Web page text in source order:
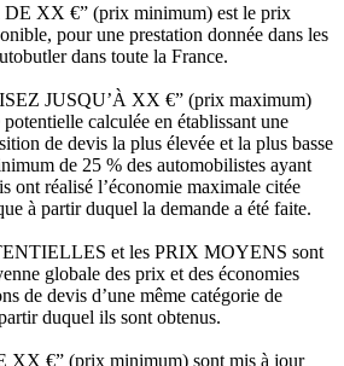
XX €” (prix minimum) est le prix
pour une prestation donnée dans les
dans toute la France.
JUSQU’À XX €” (prix maximum)
calculée en établissant une
de devis la plus élevée et la plus basse
de 25 % des automobilistes ayant
ont réalisé l’économie maximale citée
à partir duquel la demande a été faite.
et les PRIX MOYENS sont
globale des prix et des économies
de devis d’une même catégorie de
duquel ils sont obtenus.
XX €” (prix minimum) sont mis à jour